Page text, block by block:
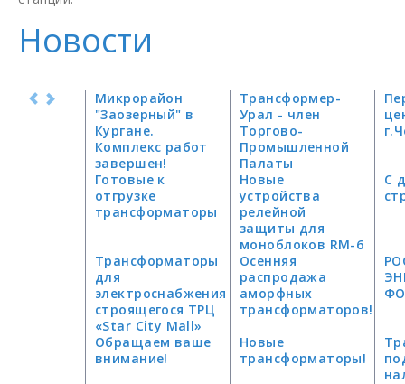
Новости
Микрорайон
"Заозерный" в
Кургане.
Комплекс работ
завершен!
Трансформер-
Урал - член
Торгово-
Промышленной
Палаты
Челябинской
области
Готовые к
отгрузке
трансформаторы
Новые
устройства
релейной
защиты для
моноблоков RM-6
С
Трансформаторы
для
электроснабжения
строящегося ТРЦ
«Star City Mall»
Осенняя
распродажа
аморфных
трансформаторов!
Обращаем ваше
внимание!
Новые
трансформаторы!